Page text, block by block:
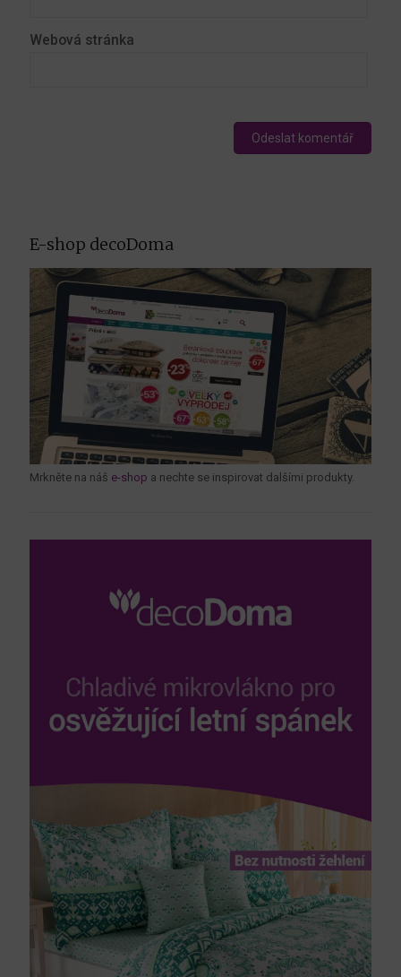
Webová stránka
E-shop decoDoma
Mrkněte na náš e-shop a nechte se inspirovat dalšími produkty.